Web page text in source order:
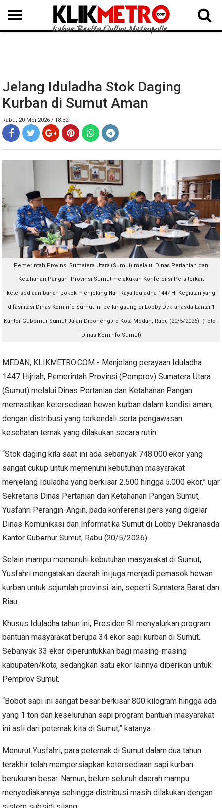
MEDAN LANGKAT DAIRI SAMOSIR TAPUT BATUBARA DELISERDANG
Jelang Iduladha Stok Daging
Kurban di Sumut Aman
Rabu, 20 Mei 2026 / 18.32
Pemerintah Provinsi Sumatera Utara (Sumut) melalui Dinas Pertanian dan
Ketahanan Pangan Provinsi Sumut melakukan Konferensi Pers terkait
ketersediaan bahan pokok menjelang Hari Raya Iduladha 1447 H. Kegiatan yang
difasilitasi Dinas Kominfo Sumut ini berlangsung di Lobby Dekranasda Lantai 1
Kantor Gubernur Sumut Jalan Diponengoro Kota Medan, Rabu (20/5/2026). (Foto :
Dinas Kominfo Sumut)
MEDAN, KLIKMETRO.COM - Menjelang perayaan Iduladha
1447 Hijriah, Pemerintah Provinsi (Pemprov) Sumatera Utara
(Sumut) melalui Dinas Pertanian dan Ketahanan Pangan
memastikan ketersediaan hewan kurban dalam kondisi aman,
dengan distribusi yang terkendali serta pengawasan
kesehatan ternak yang dilakukan secara rutin.
“Stok daging kita saat ini ada sebanyak 748.000 ekor yang
sangat cukup untuk memenuhi kebutuhan masyarakat
menjelang Iduladha yang berkisar 2.500 hingga 5.000 ekor,” ujar
Sekretaris Dinas Pertanian dan Ketahanan Pangan Sumut,
Yusfahri Perangin-Angin, pada konferensi pers yang digelar
Dinas Komunikasi dan Informatika Sumut di Lobby Dekranasda
Kantor Gubernur Sumut, Rabu (20/5/2026).
Selain mampu memenuhi kebutuhan masyarakat di Sumut,
Yusfahri mengatakan daerah ini juga menjadi pemasok hewan
kurban untuk sejumlah provinsi lain, seperti Sumatera Barat dan
Riau.
Khusus Iduladha tahun ini, Presiden RI menyalurkan program
bantuan masyarakat berupa 34 ekor sapi kurban di Sumut.
Sebanyak 33 ekor diperuntukkan bagi masing-masing
kabupaten/kota, sedangkan satu ekor lainnya diberikan untuk
Pemprov Sumut.
“Bobot sapi ini sangat besar berkisar 800 kilogram hingga ada
yang 1 ton dan keseluruhan sapi program bantuan masyarakat
ini asli dari peternak kita di Sumut,” katanya.
Menurut Yusfahri, para peternak di Sumut dalam dua tahun
terakhir telah mempersiapkan ketersediaan sapi kurban
berukuran besar. Namun, belum seluruh daerah mampu
menyediakannya sehingga distribusi masih dilakukan dengan